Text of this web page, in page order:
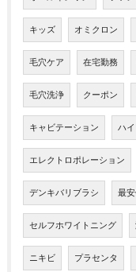
キッズ オミクロン
毛穴ケア 在宅勤務
毛穴洗浄 クーポン
キャビテーション ハイ
エレクトロポレーション
デンキバリブラシ 最
セルフホワイトニング
ニキビ プラセンタ